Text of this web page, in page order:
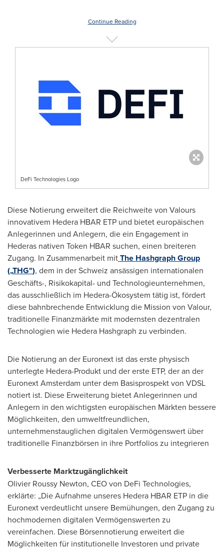
Continue Reading
DeFi Technologies Logo
Diese Notierung erweitert die Reichweite von Valours
innovativem Hedera HBAR ETP und bietet europäischen
Anlegerinnen und Anlegern, die ein Engagement in
Hederas nativen Token HBAR suchen, einen breiteren
Zugang. In Zusammenarbeit mitThe Hashgraph Group
(„THG"), dem in der Schweiz ansässigen internationalen
Geschäfts-, Risikokapital- und Technologieunternehmen,
das ausschließlich im Hedera-Ökosystem tätig ist, fördert
diese bahnbrechende Entwicklung die Mission von Valour,
traditionelle Finanzmärkte mit modernsten dezentralen
Technologien wie Hedera Hashgraph zu verbinden.
Die Notierung an der Euronext ist das erste physisch
unterlegte Hedera-Produkt und der erste ETP, der an der
Euronext Amsterdam unter dem Basisprospekt von VDSL
notiert ist. Diese Erweiterung bietet Anlegerinnen und
Anlegern in den wichtigsten europäischen Märkten bessere
Möglichkeiten, den umweltfreundlichen,
unternehmenstauglichen digitalen Vermögenswert über
traditionelle Finanzbörsen in ihre Portfolios zu integrieren
Verbesserte Marktzugänglichkeit
Olivier Roussy Newton, CEOvon DeFi Technologies,
erklärte: „Die Aufnahme unseres Hedera HBAR ETP in die
Euronext verdeutlicht unsere Bemühungen, den Zugang zu
hochmodernen digitalen Vermögenswerten zu
vereinfachen. Diese Börsennotierung erweitert die
Möglichkeiten für institutionelle Investoren und private